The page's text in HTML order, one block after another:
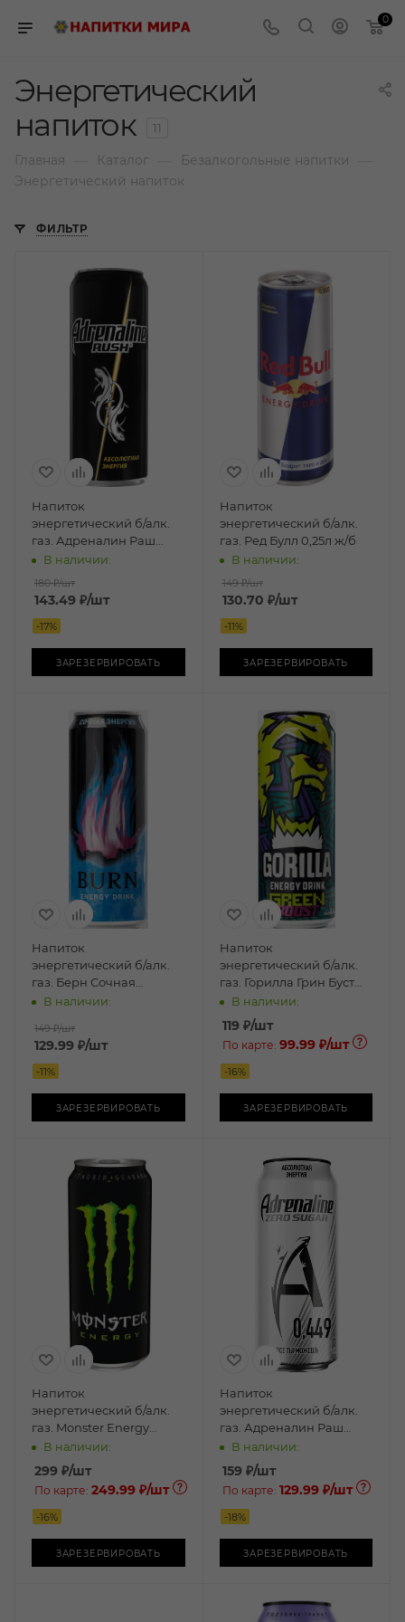
0
Энергетический
напиток
11
Главная Каталог Безалкогольные напитки
Энергетический напиток
ФИЛЬТР
Напиток
энергетический б/алк.
газ. Адреналин Раш
0,449л ж/б
В наличии:
180 ₽/шт
143.49 ₽/шт
-17%
ЗАРЕЗЕРВИРОВАТЬ
Напиток
энергетический б/алк.
газ. Ред Булл 0,25л ж/б
В наличии:
149 ₽/шт
130.70 ₽/шт
-11%
ЗАРЕЗЕРВИРОВАТЬ
Напиток
энергетический б/алк.
газ. Берн Сочная
энергия 0,449л ж/б
В наличии:
149 ₽/шт
129.99 ₽/шт
-11%
ЗАРЕЗЕРВИРОВАТЬ
Напиток
энергетический б/алк.
газ. Горилла Грин Буст
0,45л ж/б
В наличии:
119₽/шт
По карте: 99.99 ₽/шт
-16%
ЗАРЕЗЕРВИРОВАТЬ
Напиток
энергетический б/алк.
газ. Monster Energy
Green 0,5л ж/б
В наличии:
299 ₽/шт
По карте: 249.99 ₽/шт
-16%
ЗАРЕЗЕРВИРОВАТЬ
Напиток
энергетический б/алк.
газ. Адреналин Раш
Зеро Шугар Сильвер
Энерджи 0,449л ж/б
В наличии:
159₽/шт
По карте: 129.99 ₽/шт
-18%
ЗАРЕЗЕРВИРОВАТЬ